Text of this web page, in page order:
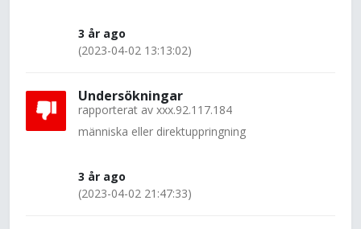
3 år ago
(2023-04-02 13:13:02)
Undersökningar
rapporterat av xxx.92.117.184
människa eller direktuppringning
3 år ago
(2023-04-02 21:47:33)